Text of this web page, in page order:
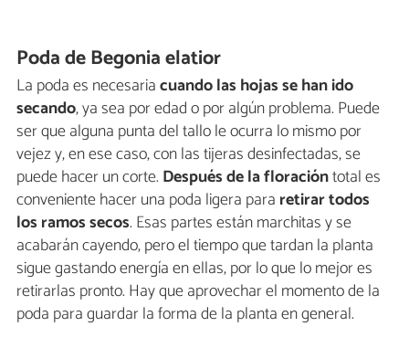
Poda de Begonia elatior
La poda es necesariacuando las hojas se han ido
secando, ya sea por edad o por algún problema. Puede
ser que alguna punta del tallo le ocurra lo mismo por
vejez y, en ese caso, con las tijeras desinfectadas, se
puede hacer un corte. Después de la floracióntotal es
conveniente hacer una poda ligera para retirar todos
los ramos secos. Esas partes están marchitas y se
acabarán cayendo, pero el tiempo que tardan la planta
sigue gastando energía en ellas, por lo que lo mejor es
retirarlas pronto. Hay que aprovechar el momento de la
poda para guardar la forma de la planta en general.